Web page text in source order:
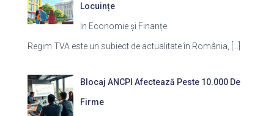
Locuințe
In Economie și Finanțe
Regim TVA este un subiect de actualitate în România,
Blocaj ANCPI Afectează Peste 10.000 De
Firme